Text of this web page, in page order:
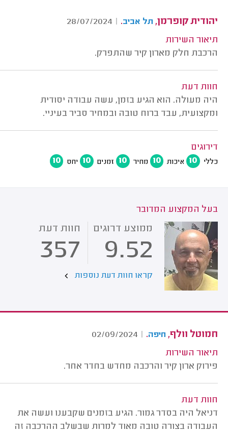
יהודית קופרמן, תל אביב.
|
28/07/2024
תיאור השירות
הרכבת חלק מארון קיר שהתפרק.
חוות דעת
היה מעולה. הוא הגיע בזמן, עשה עבודה יסודית
ומקצועית, עבד ברוח טובה ובמחיר סביר בעיניי.
דירוגים
כללי 10 איכות 10 מחיר 10 זמנים 10 יחס 10
בעל המקצוע המדובר
ממוצע דרוגים
9.52
חוות דעת
357
קראו חוות דעת נוספות
חמוטל וולף, חיפה.
|
02/09/2024
תיאור השירות
פירוק ארון קיר והרכבה מחדש בחדר אחר.
חוות דעת
דניאל היה בסדר גמור. הגיע בזמנים שקבענו ועשה את
העבודה בצורה טובה מאוד למרות שבשלב ההרכבה זה